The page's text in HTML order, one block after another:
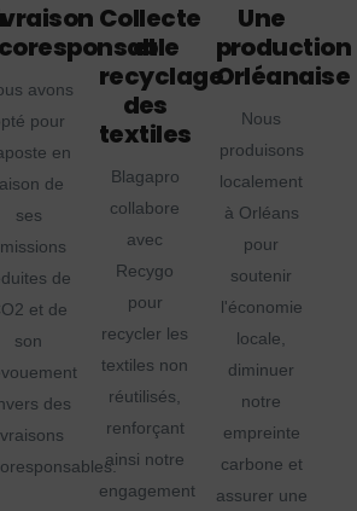
avons
pour
en
de
ses
de
et de
son
des
Collecte
et
recyclage
des
textiles
Blagapro
collabore
avec
Recygo
pour
recycler les
textiles non
réutilisés,
renforçant
ainsi notre
engagement
Une
production
Orléanaise
Nous
produisons
localement
à Orléans
pour
soutenir
l'économie
locale,
diminuer
notre
empreinte
carbone et
assurer une